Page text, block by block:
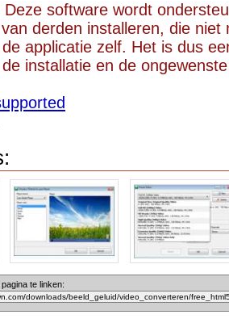
Deze software wordt
derden installeren, die niet
applicatie zelf. Het is dus
installatie en de
te linken: